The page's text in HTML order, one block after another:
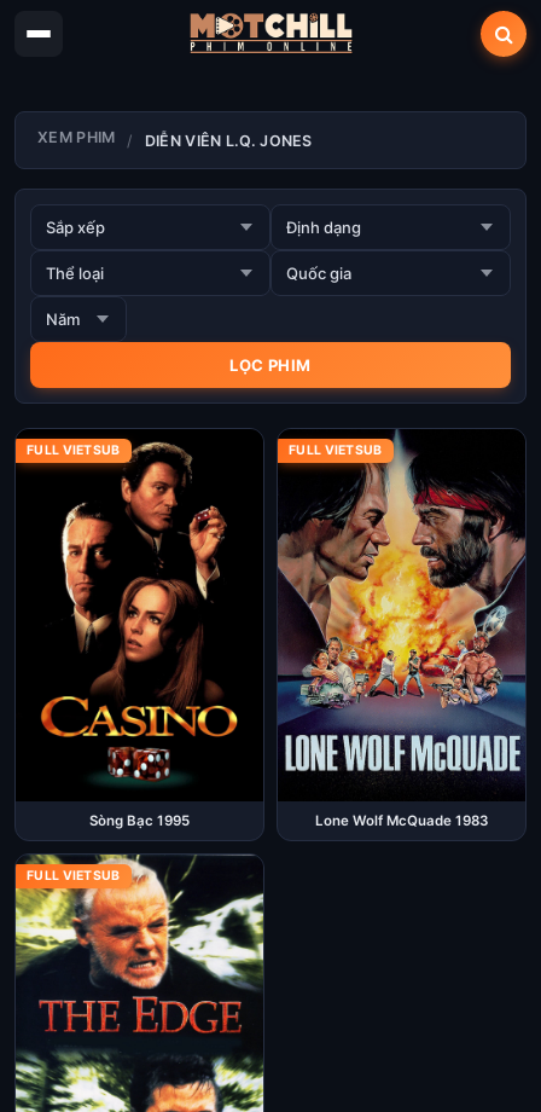
XEM PHIM DIỄN VIÊN L.Q. JONES
FULL VIETSUB
Sòng Bạc 1995
FULL VIETSUB
Lone Wolf McQuade 1983
FULL VIETSUB